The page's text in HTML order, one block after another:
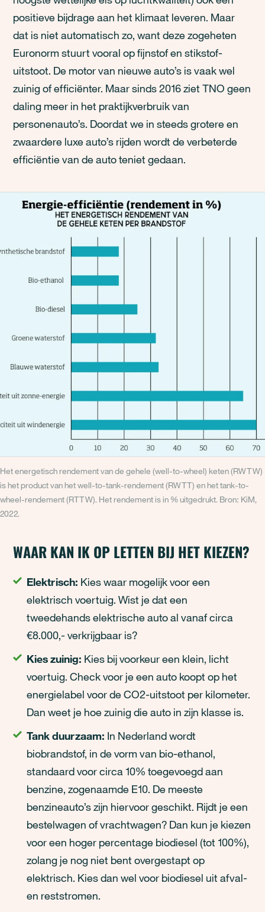
positieve bijdrage aan het klimaat leveren. Maar
dat is niet automatisch zo, want deze zogeheten
Euronorm stuurt vooral op fijnstof en stikstof-
uitstoot. De motor van nieuwe auto’s is vaak wel
zuinig of efficiënter. Maar sinds 2016 ziet TNO geen
daling meer in het praktijkverbruik van
personenauto’s. Doordat we in steeds grotere en
zwaardere luxe auto’s rijden wordt de verbeterde
efficiëntie van de auto teniet gedaan.
Het energetisch rendement van de gehele (well-to-wheel) keten (RWTW)
is het product van het well-to-tank-rendement (RWTT) en het tank-to-
wheel-rendement (RTTW). Het rendement is in % uitgedrukt. Bron: KiM,
2022.
WAAR KAN IK OP LETTEN BIJ HET KIEZEN?
Elektrisch: Kies waar mogelijk voor een
elektrisch voertuig. Wist je dat een
tweedehands elektrische auto al vanaf circa
€8.000,- verkrijgbaar is?
Kies zuinig: Kies bij voorkeur een klein, licht
voertuig. Check voor je een auto koopt op het
energielabel voor de CO2-uitstoot per kilometer.
Dan weet je hoe zuinig die auto in zijn klasse is.
Tank duurzaam: In Nederland wordt
biobrandstof, in de vorm van bio-ethanol,
standaard voor circa 10% toegevoegd aan
benzine, zogenaamde E10. De meeste
benzineauto’s zijn hiervoor geschikt. Rijdt je een
bestelwagen of vrachtwagen? Dan kun je kiezen
voor een hoger percentage biodiesel (tot 100%),
zolang je nog niet bent overgestapt op
elektrisch. Kies dan wel voor biodiesel uit afval-
en reststromen.